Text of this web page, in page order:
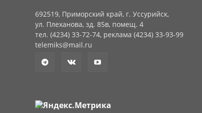
692519, Приморский край, г. Уссурийск,
ул. Плеханова, зд. 85в, помещ. 4
тел. (4234) 33-72-74, реклама (4234) 33-93-99
telemiks@mail.ru